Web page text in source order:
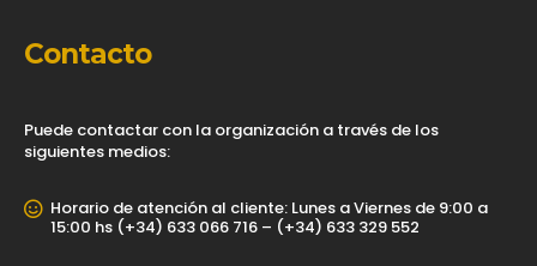
Contacto
Puede contactar con la organización a través de los
siguientes medios:
 Horario de atención al cliente: Lunes a Viernes de 9:00 a
15:00 hs (+34) 633 066 716 – (+34) 633 329 552